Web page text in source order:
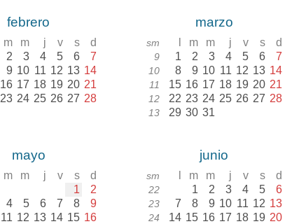
febrero
m m j v s d
2 3 4 5 6 7
9 10 11 12 13 14
16 17 18 19 20 21
23 24 25 26 27 28
marzo
sm m m j v s d
9 1 2 3 4 5 6 7
10 8 9 10 11 12 13 14
11 15 16 17 18 19 20 21
12 22 23 24 25 26 27 28
13 29 30 31
mayo
m m j v s d
1 2
4 5 6 7 8 9
11 12 13 14 15 16
junio
sm m m j v s d
22 1 2 3 4 5 6
23 7 8 9 10 11 12 13
24 14 15 16 17 18 19 20